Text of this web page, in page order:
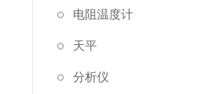
电阻温度计
天平
分析仪